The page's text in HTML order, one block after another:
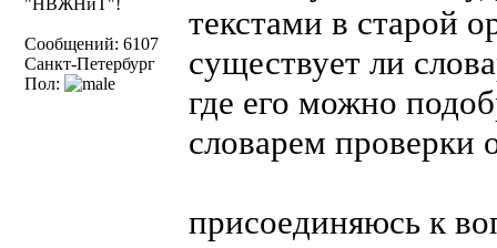
"НВЖНиТ"!
Сообщений: 6107
Санкт-Петербург
Пол:
текстами в старой
существует ли
где его можно
словарем проверки
присоединяюсь к